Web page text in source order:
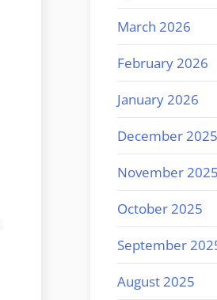
March 2026
February 2026
January 2026
December 2025
November 2025
October 2025
September
August 2025